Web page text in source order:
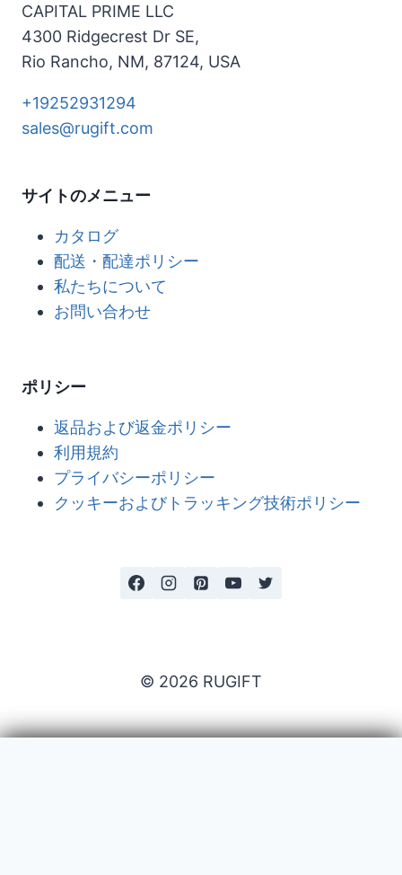
CAPITAL PRIME LLC
4300 Ridgecrest Dr SE,
Rio Rancho, NM, 87124, USA
+19252931294
sales@rugift.com
サイトのメニュー
カタログ
配送・配達ポリシー
私たちについて
お問い合わせ
ポリシー
返品および返金ポリシー
利用規約
プライバシーポリシー
クッキーおよびトラッキング技術ポリシー
© 2026 RUGIFT